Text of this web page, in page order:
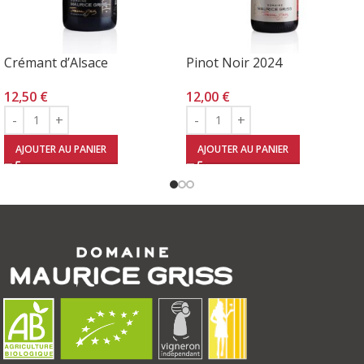
Crémant d’Alsace
12,50 €
AJOUTER AU PANIER
Pinot Noir 2024
12,00 €
AJOUTER AU PANIER